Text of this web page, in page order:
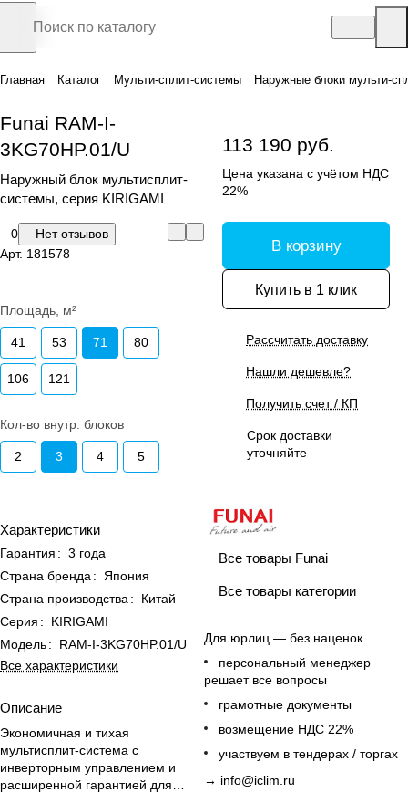
Главная Каталог Мульти-сплит-системы Наружные блоки мульти-
Funai RAM-I-
3KG70HP.01/U
Наружный блок мультисплит-
системы, серия KIRIGAMI
0
Нет отзывов
Арт. 181578
Площадь, м²
41 53 71 80
106 121
Кол-во внутр. блоков
2 3 4 5
Характеристики
Гарантия : 3 года
Страна бренда :
Япония
Страна производства :
Китай
Серия :
KIRIGAMI
Модель:
RAM-I-3KG70HP.01/U
Все характеристики
Описание
Экономичная и тихая
мультисплит-система с
инверторным управлением и
расширенной гарантией для
113 190 руб.
Цена указана с учётом НДС
22%
В корзину
Купить в 1 клик
Рассчитать доставку
Нашли дешевле?
Получить счет / КП
Срок доставки
уточняйте
Все товары Funai
Все товары категории
Для юрлиц — без наценок
персональный менеджер
решает все вопросы
грамотные документы
возмещение НДС 22%
участвуем в тендерах / торгах
→ info@iclim.ru